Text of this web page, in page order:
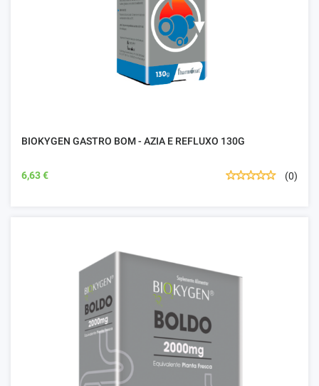
BIOKYGEN GASTRO BOM - AZIA E REFLUXO 130G
6,63 € (0)